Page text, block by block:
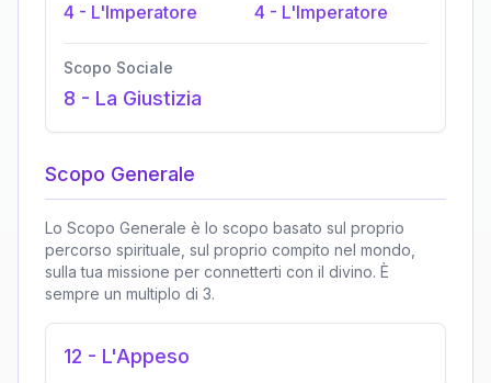
4 - L'Imperatore 4 - L'Imperatore
Scopo Sociale
8 - La Giustizia
Scopo Generale
Lo Scopo Generale è lo scopo basato sul proprio
percorso spirituale, sul proprio compito nel mondo,
sulla tua missione per connetterti con il divino. È
sempre un multiplo di 3.
12 - L'Appeso